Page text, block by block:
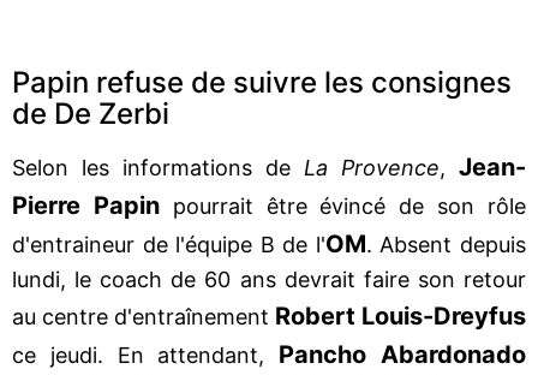
Papin refuse de suivre les consignes
de De Zerbi
Selon les informations de La Provence, Jean-
Pierre Papinpourrait être évincé de son rôle
d'entraineur de l'équipe B de l'OM. Absent depuis
lundi, le coach de 60 ans devrait faire son retour
au centre d'entraînement Robert Louis-Dreyfus
ce jeudi. En attendant, Pancho Abardonado